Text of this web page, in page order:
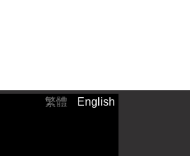
繁體 English